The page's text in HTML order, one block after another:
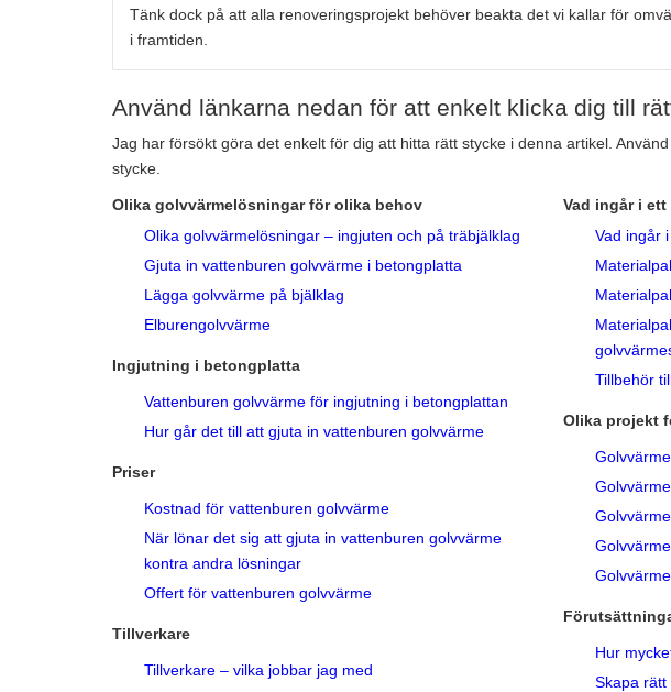
Tänk dock på att alla renoveringsprojekt behöver beakta det vi kallar för
i framtiden.
Använd länkarna nedan för att enkelt klicka dig till
Jag har försökt göra det enkelt för dig att hitta rätt stycke i denna artikel.
stycke.
Olika golvvärmelösningar för olika behov
Olika golvvärmelösningar – ingjuten och på träbjälklag
Gjuta in vattenburen golvvärme i betongplatta
Lägga golvvärme på bjälklag
Elburengolvvärme
Ingjutning i betongplatta
Vattenburen golvvärme för ingjutning i betongplattan
Hur går det till att gjuta in vattenburen golvvärme
Priser
Kostnad för vattenburen golvvärme
När lönar det sig att gjuta in vattenburen golvvärme
kontra andra lösningar
Offert för vattenburen golvvärme
Tillverkare
Tillverkare – vilka jobbar jag med
Vad ingår i
Vad ingår
Tillbehör
Olika projekt
Hur
Skapa